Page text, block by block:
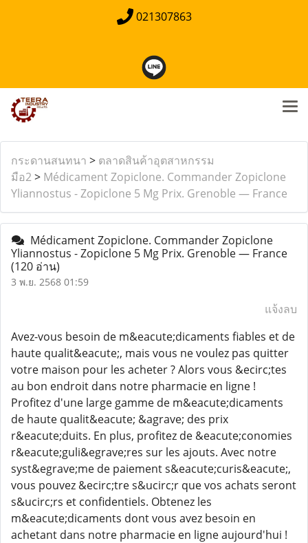
021307863
กระดานสนทนา > ตลาดสินค้าอุตสาหกรรม
มือ2> Médicament Zopiclone. Commander Zopiclone
Yliannostus - Zopiclone 5 Mg Prix. Grenoble — France
Médicament Zopiclone. Commander Zopiclone
Yliannostus - Zopiclone 5 Mg Prix. Grenoble — France
(120 อ่าน)
3 พ.ย. 2568 01:59
แจ้งลบ
Avez-vous besoin de m&eacute;dicaments fiables et de
haute qualit&eacute;, mais vous ne voulez pas quitter
votre maison pour les acheter ? Alors vous &ecirc;tes
au bon endroit dans notre pharmacie en ligne !
Profitez d'une large gamme de m&eacute;dicaments
de haute qualit&eacute; &agrave; des prix
r&eacute;duits. En plus, profitez de &eacute;conomies
r&eacute;guli&egrave;res sur les ajouts. Avec notre
syst&egrave;me de paiement s&eacute;curis&eacute;,
vous pouvez &ecirc;tre s&ucirc;r que vos achats seront
s&ucirc;rs et confidentiels. Obtenez les
m&eacute;dicaments dont vous avez besoin en
achetant dans notre pharmacie en ligne aujourd'hui !